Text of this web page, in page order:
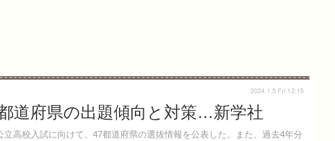
道府県の出題傾向と対策…新学社
高校入試に向けて、47都道府県の選抜情報を公表した。また、過去4年分
2024.1.5 Fri 12:15